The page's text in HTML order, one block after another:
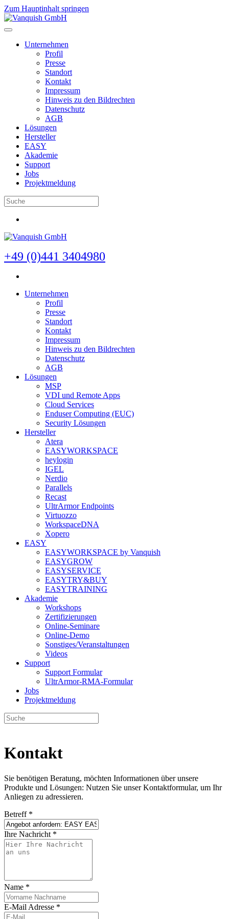
Zum Hauptinhalt springen
Unternehmen
Profil
Presse
Standort
Kontakt
Impressum
Hinweis zu den Bildrechten
Datenschutz
AGB
Lösungen
Hersteller
EASY
Akademie
Support
Jobs
Projektmeldung
+49 (0)441 3404980
Unternehmen
Profil
Presse
Standort
Kontakt
Impressum
Hinweis zu den Bildrechten
Datenschutz
AGB
Lösungen
MSP
VDI und Remote Apps
Cloud Services
Enduser Computing (EUC)
Security Lösungen
Hersteller
Atera
EASYWORKSPACE
heylogin
IGEL
Nerdio
Parallels
Recast
UltrArmor Endpoints
Virtuozzo
WorkspaceDNA
Xopero
EASY
EASYWORKSPACE by Vanquish
EASYGROW
EASYSERVICE
EASYTRY&BUY
EASYTRAINING
Akademie
Workshops
Zertifizierungen
Online-Seminare
Online-Demo
Sonstiges/Veranstaltungen
Videos
Support
Support Formular
UltrArmor-RMA-Formular
Jobs
Projektmeldung
Kontakt
Sie benötigen Beratung, möchten Informationen über unsere
Produkte und Lösungen: Nutzen Sie unser Kontaktformular, um Ihr
Anliegen zu adressieren.
Betreff *
Ihre Nachricht *
Name *
E-Mail Adresse *